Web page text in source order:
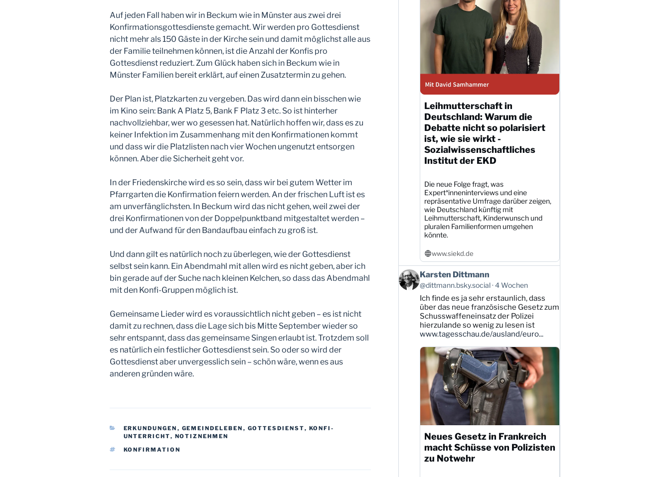
Auf jeden Fall haben wir in Beckum wie in Münster aus zwei drei
Konfirmationsgottesdienste gemacht. Wir werden pro Gottesdienst
nicht mehr als 150 Gäste in der Kirche sein und damit möglichst alle aus
der Familie teilnehmen können, ist die Anzahl der Konfis pro
Gottesdienst reduziert. Zum Glück haben sich in Beckum wie in
Münster Familien bereit erklärt, auf einen Zusatztermin zu gehen.
Der Plan ist, Platzkarten zu vergeben. Das wird dann ein bisschen wie
im Kino sein: Bank A Platz 5, Bank F Platz 3 etc. So ist hinterher
nachvollziehbar, wer wo gesessen hat. Natürlich hoffen wir, dass es zu
keiner Infektion im Zusammenhang mit den Konfirmationen kommt
und dass wir die Platzlisten nach vier Wochen ungenutzt entsorgen
können. Aber die Sicherheit geht vor.
In der Friedenskirche wird es so sein, dass wir bei gutem Wetter im
Pfarrgarten die Konfirmation feiern werden. An der frischen Luft ist es
am unverfänglichsten. In Beckum wird das nicht gehen, weil zwei der
drei Konfirmationen von der Doppelpunktband mitgestaltet werden –
und der Aufwand für den Bandaufbau einfach zu groß ist.
Und dann gilt es natürlich noch zu überlegen, wie der Gottesdienst
selbst sein kann. Ein Abendmahl mit allen wird es nicht geben, aber ich
bin gerade auf der Suche nach kleinen Kelchen, so dass das Abendmahl
mit den Konfi-Gruppen möglich ist.
Gemeinsame Lieder wird es voraussichtlich nicht geben – es ist nicht
damit zu rechnen, dass die Lage sich bis Mitte September wieder so
sehr entspannt, dass das gemeinsame Singen erlaubt ist. Trotzdem soll
es natürlich ein festlicher Gottesdienst sein. So oder so wird der
Gottesdienst aber unvergesslich sein – schön wäre, wenn es aus
anderen gründen wäre.
KATEGORIEN
ERKUNDUNGEN , GEMEINDELEBEN , GOTTESDIENST, KONFI-
UNTERRICHT, NOTIZNEHMEN
SCHLAGWÖRTER
KONFIRMATION
Leihmutterschaft in
Deutschland: Warum die
Debatte nicht so polarisiert
ist, wie sie wirkt -
Sozialwissenschaftliches
Institut der EKD
Die neue Folge fragt, was
Expert*inneninterviews und eine
repräsentative Umfrage darüber zeigen,
wie Deutschland künftig mit
Leihmutterschaft, Kinderwunsch und
pluralen Familienformen umgehen
könnte.
www.siekd.de
Beitrag
von
Karsten
Dittmann
Bluesky
ansehen
Karsten Dittmann
@dittmann.bsky.social 4 Wochen
Ich finde es ja sehr erstaunlich, dass
über das neue französische Gesetz zum
Schusswaffeneinsatz der Polizei
hierzulande so wenig zu lesen ist
www.tagesschau.de/ausland/euro...
Neues Gesetz in Frankreich
macht Schüsse von Polizisten
zu Notwehr